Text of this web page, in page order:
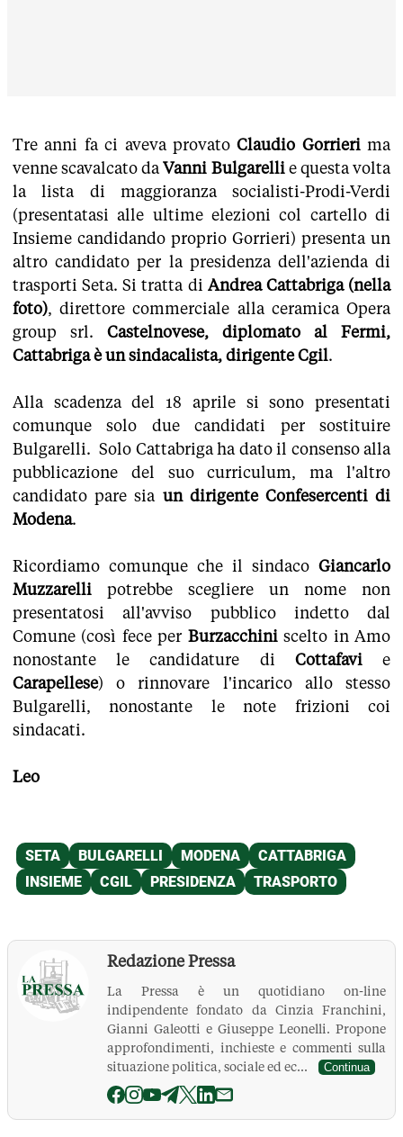
Tre anni fa ci aveva provatoClaudio Gorrierima
venne scavalcato daVanni Bulgarellie questa volta
la lista di maggioranza socialisti-Prodi-Verdi
(presentatasi alle ultime elezioni col cartello di
Insieme candidando proprio Gorrieri) presenta un
altro candidato per la presidenza dell'azienda di
trasporti Seta. Si tratta di Andrea Cattabriga (nella
foto), direttore commerciale alla ceramica Opera
group srl. Castelnovese, diplomato al Fermi,
Cattabriga è un sindacalista, dirigente Cgil.
Alla scadenza del 18 aprile si sono presentati
comunque solo due candidati per sostituire
Bulgarelli. Solo Cattabriga ha dato il consenso alla
pubblicazione del suo curriculum, ma l'altro
candidato pare sia un dirigente Confesercenti di
Modena.
Ricordiamo comunque che il sindaco Giancarlo
Muzzarelli potrebbe scegliere un nome non
presentatosi all'avviso pubblico indetto dal
Comune (così fece per Burzacchiniscelto in Amo
nonostante le candidature di Cottafavie
Carapellese) o rinnovare l'incarico allo stesso
Bulgarelli, nonostante le note frizioni coi
sindacati.
Leo
Redazione Pressa
La Pressa è un quotidiano on-line
indipendente fondato da Cinzia Franchini,
Gianni Galeotti e Giuseppe Leonelli. Propone
approfondimenti, inchieste e commenti sulla
situazione politica, sociale ed ec...
Continua